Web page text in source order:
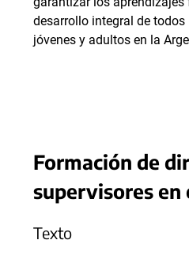
desarrollo integral de todos
jóvenes y adultos en la
Formación de
supervisores en
Texto